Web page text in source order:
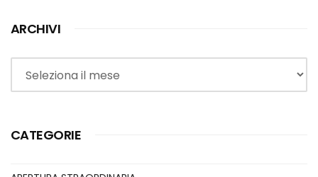
ARCHIVI
Archivi
CATEGORIE